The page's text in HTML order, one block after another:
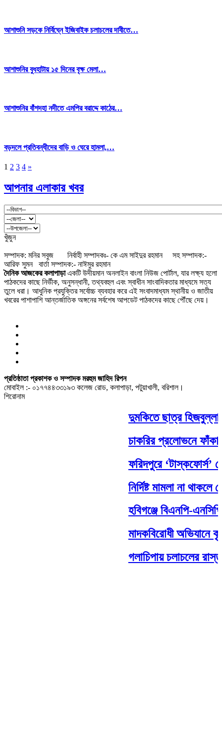
আশাশুনি সড়কে নির্বিঘ্নে ইজিবাইক চলাচলের দাবীতে…
আশাশুনির বুধহাটায় ১৫ দিনের বৃক্ষ মেলা…
আশাশুনির বাঁশদহা নদীতে এমপির বরাদ্দে কাঠের…
বড়দলে প্রতিবন্ধীদের বাড়ি ও ঘেরে হামলা,…
1 2 3 4 »
আপনার এলাকার খবর
খুঁজুন
সম্পাদক: মনির সবুজ নির্বাহী সম্পাদকঃ- কে এম সাইদুর রহমান সহ সম্পাদক:-
আরিফ সুমন বার্তা সম্পাদক:- নাঈমুর রহমান
দৈনিক আজকের কলাপাড়াএকটি উদীয়মান অনলাইন বাংলা নিউজ পোর্টাল, যার লক্ষ্য হলো
পাঠকদের কাছে নির্ভীক, অনুসন্ধানী, তথ্যবহুল এবং স্বাধীন সাংবাদিকতার মাধ্যমে সত্য
তুলে ধরা। আধুনিক প্রযুক্তির সর্বোচ্চ ব্যবহার করে এই সংবাদমাধ্যম স্থানীয় ও জাতীয়
খবরের পাশাপাশি আন্তর্জাতিক অঙ্গনের সর্বশেষ আপডেট পাঠকদের কাছে পৌঁছে দেয়।
প্রতিষ্ঠাতা প্রকাশক ও সম্পাদক মরহুম জাহিদ রিপন
মোবাইল :- ০১৭৭৪৪৩৩১৯৩ কলেজ রোড, কলাপাড়া, পটুয়াখালী, বরিশাল।
শিরোনাম
দুমকিতে ছাত্র
চাকরির প্রলোভনে ফাঁকা
ফরিদপুরে ‘টাস্কফোর্স’
নির্দিষ্ট মামলা না
হবিগঞ্জে বিএনপি-
মাদকবিরোধী অভিযানে
গলাচিপায় চলাচলের